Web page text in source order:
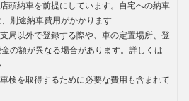
頭納車を前提にしています。自宅への納車
別途納車費用がかかります
局以外で登録する際や、車の定置場所、登
の額が異なる場合があります。詳しくは
検を取得するために必要な費用も含まれて